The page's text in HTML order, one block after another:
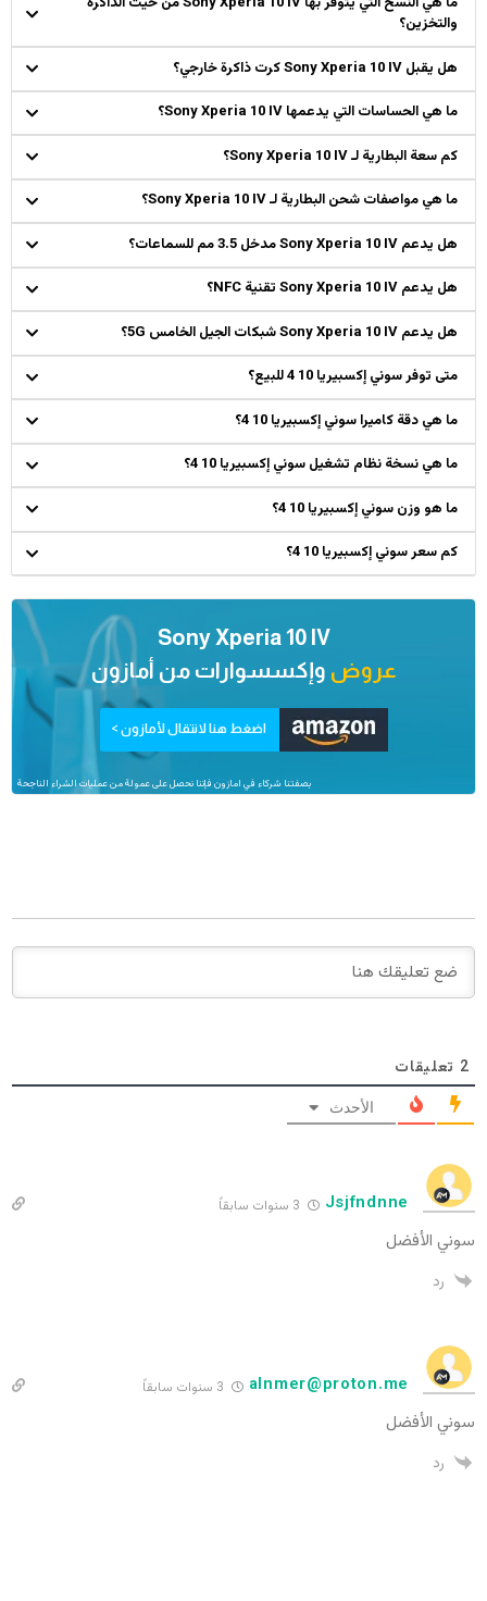
والتخزين؟
هل يقبل Sony Xperia 10 IV كرت ذاكرة خارجي؟
ما هي الحساسات التي يدعمها Sony Xperia 10 IV؟
كم سعة البطارية لـ Sony Xperia 10 IV؟
ما هي مواصفات شحن البطارية لـ Sony Xperia 10 IV؟
هل يدعم Sony Xperia 10 IV مدخل 3.5 مم للسماعات؟
هل يدعم Sony Xperia 10 IV تقنية NFC؟
هل يدعم Sony Xperia 10 IV شبكات الجيل الخامس 5G؟
متى توفر سوني إكسبيريا 10 4 للبيع؟
ما هي دقة كاميرا سوني إكسبيريا 10 4؟
ما هي نسخة نظام تشغيل سوني إكسبيريا 10 4؟
ما هو وزن سوني إكسبيريا 10 4؟
كم سعر سوني إكسبيريا 10 4؟
Sony Xperia 10 IV
عروض وإكسسوارات منأمازون
اضغط هنا لانتقال لأمازون >
بصفتنا شركاء في امازون فإننا نحصل على عمولة من عمليات الشراء الناجحة
2 تعليقات
الأحدث
Jsjfndnne
سوني الأفضل
رد
alnmer@proton.me
سوني الأفضل
رد